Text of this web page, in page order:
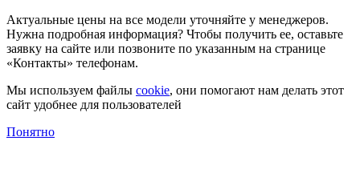
Актуальные цены на все модели уточняйте у менеджеров.
Нужна подробная информация? Чтобы получить ее, оставьте
заявку на сайте или позвоните по указанным на странице
«Контакты» телефонам.
Мы используем файлы cookie, они помогают нам делать этот
сайт удобнее для пользователей
Понятно